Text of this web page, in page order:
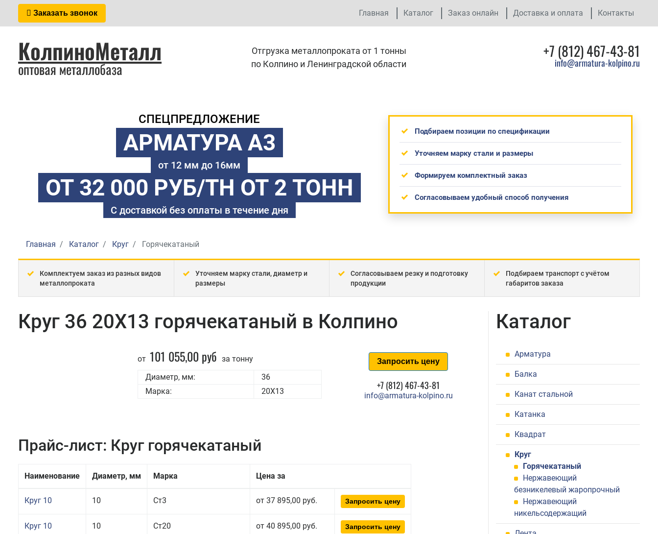
Заказать звонок Главная Каталог Заказ онлайн Доставка и оплата Контакты
КолпиноМеталл
оптовая металлобаза
Отгрузка металлопроката от 1 тонны
по Колпино и Ленинградской области
+7 (812) 467-43-81
info@armatura-kolpino.ru
СПЕЦПРЕДЛОЖЕНИЕ
АРМАТУРА А3
от 12 мм до 16мм
ОТ 32 000 РУБ/ТН ОТ 2 ТОНН
С доставкой без оплаты в течение дня
Подбираем позиции по спецификации
Уточняем марку стали и размеры
Формируем комплектный заказ
Согласовываем удобный способ получения
Главная Каталог Круг Горячекатаный
Комплектуем заказ из разных видов
металлопроката
Уточняем марку стали, диаметр и
размеры
Согласовываем резку и подготовку
продукции
Подбираем транспорт с учётом
габаритов заказа
Круг 36 20Х13 горячекатаный в Колпино
от 101 055,00 руб за тонну
Диаметр, мм:
36
Марка:
20Х13
Запросить цену
+7 (812) 467-43-81
info@armatura-kolpino.ru
Прайс-лист: Круг горячекатаный
Наименование Диаметр, мм Марка Цена за
Круг 10 10 Ст3 от 37 895,00 руб. Запросить цену
Круг 10 10 Ст20 от 40 895,00 руб. Запросить цену
Каталог
Арматура
Балка
Канат стальной
Катанка
Квадрат
Круг
Горячекатаный
Нержавеющий
безникелевый жаропрочный
Нержавеющий
никельсодержащий